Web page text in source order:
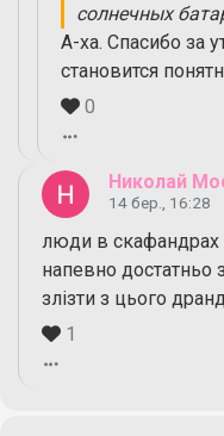
солнечных
А-ха. Спасибо за
становится
0
Николай
14 бер., 16:28
люди в скафандрах
напевно достатньо
злізти з цього
1